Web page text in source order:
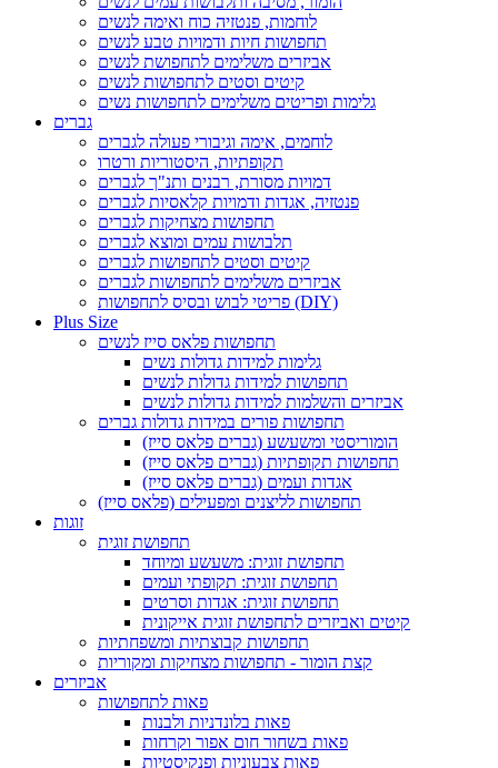
לוחמות, פנטזיה כוח ואימה לנשים
תחפושות חיות ודמויות טבע לנשים
אביזרים משלימים לתחפושת לנשים
קיטים וסטים לתחפושות לנשים
גלימות ופריטים משלימים לתחפושות נשים
גברים
לוחמים, אימה וגיבורי פעולה לגברים
תקופתיות, היסטוריות ורטרו
דמויות מסורת, רבנים ותנ"ך לגברים
פנטזיה, אגדות ודמויות קלאסיות לגברים
תחפושות מצחיקות לגברים
תלבושות עמים ומוצא לגברים
קיטים וסטים לתחפושות לגברים
אביזרים משלימים לתחפושות לגברים
פריטי לבוש ובסיס לתחפושות (DIY)
Plus Size
תחפושות פלאס סייז לנשים
גלימות למידות גדולות נשים
תחפושות למידות גדולות לנשים
אביזרים והשלמות למידות גדולות לנשים
תחפושות פורים במידות גדולות גברים
הומוריסטי ומשעשע (גברים פלאס סייז)
תחפושות תקופתיות (גברים פלאס סייז)
אגדות ועמים (גברים פלאס סייז)
תחפושות לליצנים ומפעילים (פלאס סייז)
זוגות
תחפושת זוגית
תחפושת זוגית: משעשע ומיוחד
תחפושת זוגית: תקופתי ועמים
תחפושת זוגית: אגדות וסרטים
קיטים ואביזרים לתחפושת זוגית אייקונית
תחפושות קבוצתיות ומשפחתיות
קצת הומור - תחפושות מצחיקות ומקוריות
אביזרים
פאות לתחפושות
פאות בלונדניות ולבנות
פאות בשחור חום אפור וקרחות
פאות צבעוניות ופנקיסטיות